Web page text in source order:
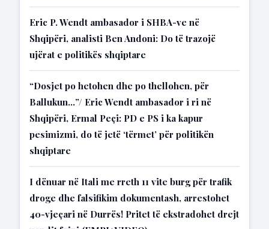
Eric P. Wendt ambasador i SHBA-ve në
Shqipëri, analisti Ben Andoni: Do të trazojë
ujërat e politikës shqiptare
“Dosjet po hetohen dhe po thellohen, për
Ballukun…”/ Eric Wendt ambasador i ri në
Shqipëri, Ermal Peçi: PD e PS i ka kapur
pesimizmi, do të jetë ‘tërmet’ për politikën
shqiptare
I dënuar në Itali me rreth 11 vite burg për trafik
droge dhe falsifikim dokumentash, arrestohet
40-vjeçari në Durrës! Pritet të ekstradohet drejt